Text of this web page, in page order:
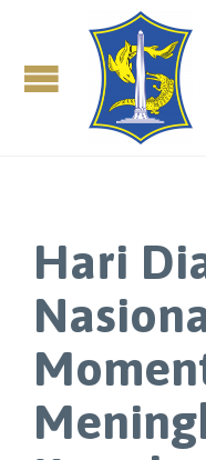
Hari